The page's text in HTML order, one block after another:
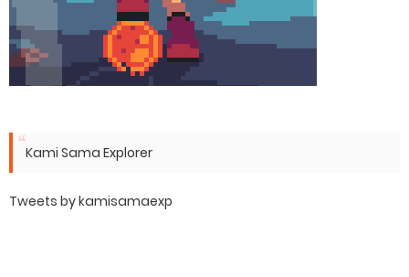
Kami Sama Explorer
Tweets by kamisamaexp